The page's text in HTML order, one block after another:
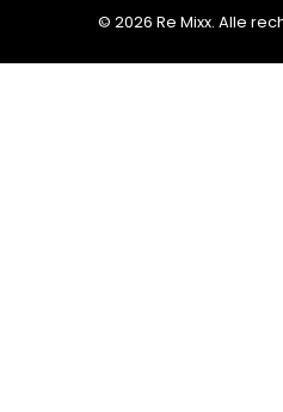
© 2026 Re Mixx. Alle